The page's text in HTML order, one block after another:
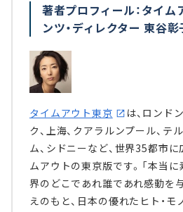
著者プロフィール：タイ
ンツ・ディレクター 東谷彰
タイムアウト東京
は、ロンド
ク、上海、クアラルンプール、テ
ム、シドニーなど、世界35都市に
ムアウトの東京版です。「本当
界のどこであれ誰であれ感動を
えのもと、日本の優れたヒト・モ